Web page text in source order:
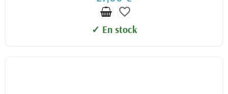
favorite_border
✓ En stock